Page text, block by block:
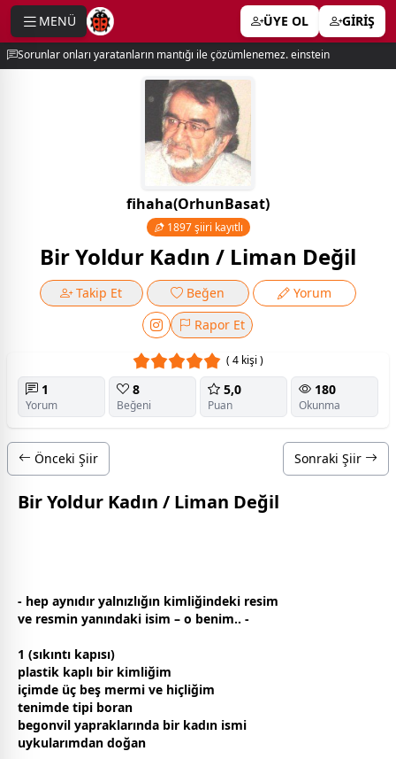
MENÜ ÜYE OL GİRİŞ
Sorunlar onları yaratanların mantığı ile çözümlenemez. einstein
fihaha(OrhunBasat)
1897 şiiri kayıtlı
Bir Yoldur Kadın / Liman Değil
Takip Et Beğen
Yorum
Rapor Et
( 4 kişi )
1
Yorum
8
Beğeni
5,0
Puan
180
Okunma
Önceki Şiir Sonraki Şiir
Bir Yoldur Kadın / Liman Değil
- hep aynıdır yalnızlığın kimliğindeki resim
ve resmin yanındaki isim – o benim.. -
1 (sıkıntı kapısı)
plastik kaplı bir kimliğim
içimde üç beş mermi ve hiçliğim
tenimde tipi boran
begonvil yapraklarında bir kadın ismi
uykularımdan doğan
menu